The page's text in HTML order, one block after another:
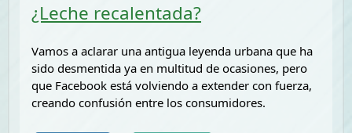
¿Leche recalentada?
Vamos a aclarar una antigua leyenda urbana que ha
sido desmentida ya en multitud de ocasiones, pero
que Facebook está volviendo a extender con fuerza,
creando confusión entre los consumidores.